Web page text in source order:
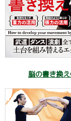
脳の書き換